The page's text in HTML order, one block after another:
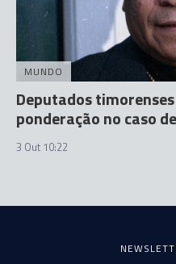
MUNDO
Deputados
ponderação no caso
3 Out 10:22